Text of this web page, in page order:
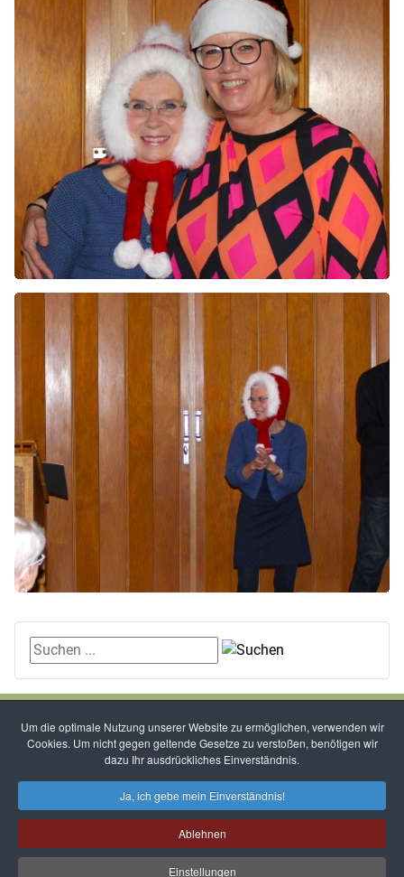
Um die optimale Nutzung unserer Website zu ermöglichen, verwenden wir
Cookies. Um nicht gegen geltende Gesetze zu verstoßen, benötigen wir
dazu Ihr ausdrückliches Einverständnis.
Ja, ich gebe mein Einverständnis!
Ablehnen
Einstellungen
Suchen ...
Kontakte-Impressum-Datenschutzbestimmungen